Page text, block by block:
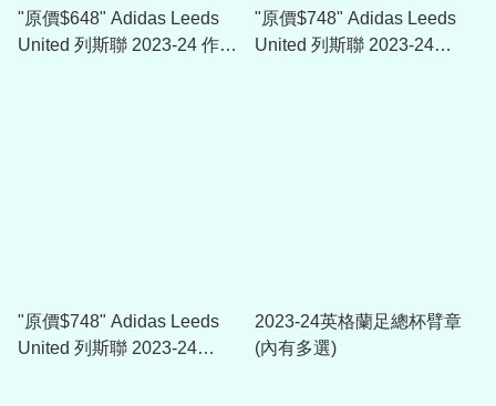
"原價$648" Adidas Leeds
United 列斯聯 2023-24 作客
"原價$748" Adidas Leeds
United 列斯聯 2023-24
"原價$748" Adidas Leeds
United 列斯聯 2023-24
2023-24英格蘭足總杯臂章
(內有多選)